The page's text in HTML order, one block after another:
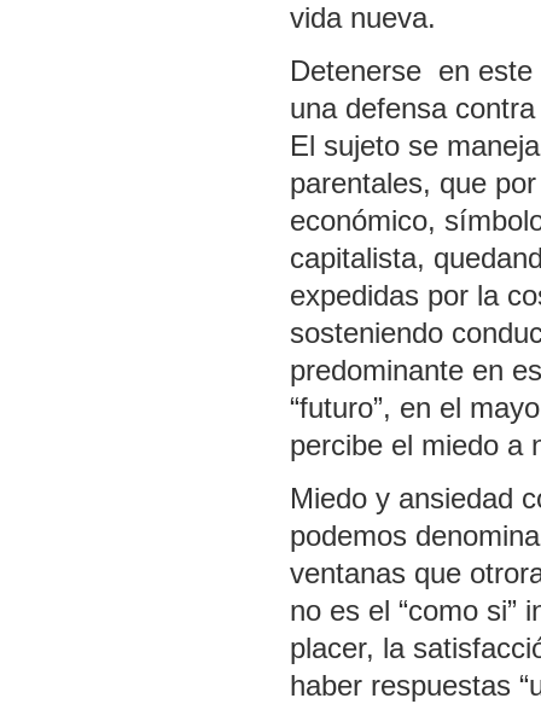
vida nueva.
Detenerse en este
una defensa
El sujeto se
parentales, que
económico,
capitalista,
expedidas por la
sosteniendo
predominante en
“futuro”, en el
percibe el miedo a
Miedo y ansiedad
podemos
ventanas que
no es el “como si”
placer, la
haber respuestas